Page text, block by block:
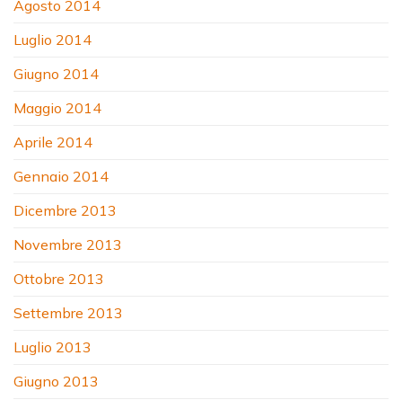
Agosto 2014
Luglio 2014
Giugno 2014
Maggio 2014
Aprile 2014
Gennaio 2014
Dicembre 2013
Novembre 2013
Ottobre 2013
Settembre 2013
Luglio 2013
Giugno 2013